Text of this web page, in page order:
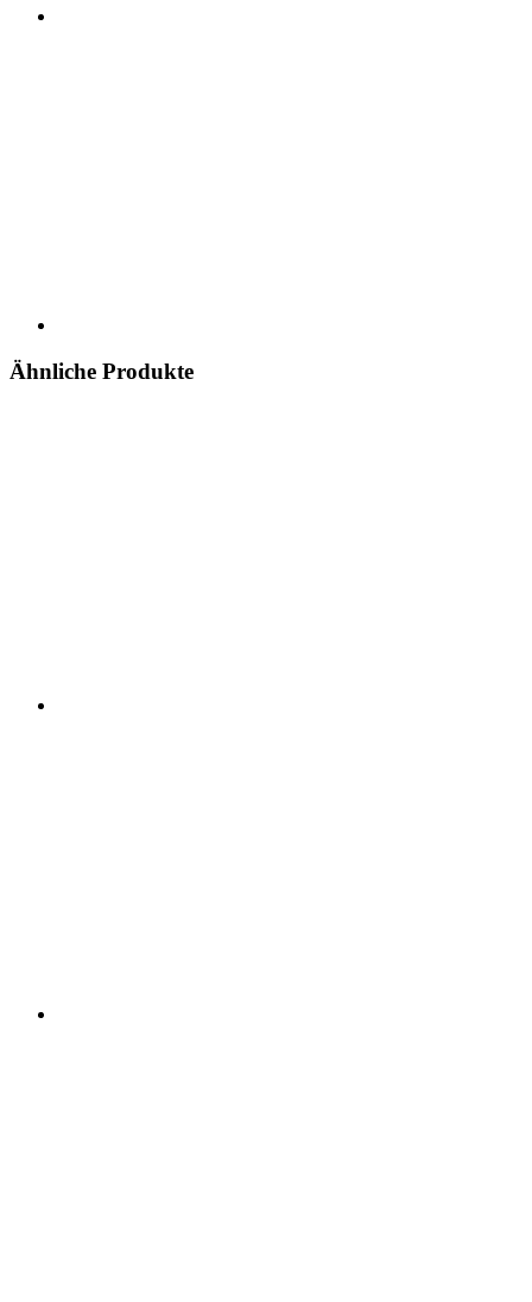
Ähnliche Produkte